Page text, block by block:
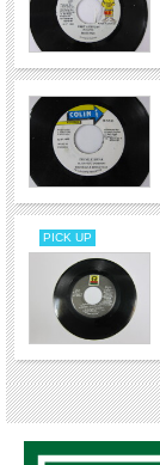
PICK UP